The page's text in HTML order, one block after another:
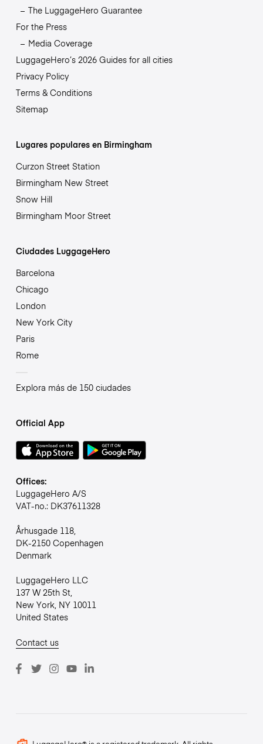
The LuggageHero Guarantee
For the Press
Media Coverage
LuggageHero’s 2026 Guides for all cities
Privacy Policy
Terms & Conditions
Sitemap
Lugares populares en Birmingham
Curzon Street Station
Birmingham New Street
Snow Hill
Birmingham Moor Street
Ciudades LuggageHero
Barcelona
Chicago
London
New York City
Paris
Rome
Explora más de 150 ciudades
Official App
Offices:
LuggageHero A/S
VAT-no.: DK37611328
Århusgade 118,
DK-2150 Copenhagen
Denmark
LuggageHero LLC
137 W 25th St,
New York, NY 10011
United States
Contact us